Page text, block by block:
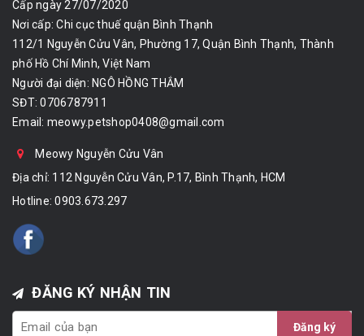
Cấp ngày 27/07/2020
Nơi cấp: Chi cục thuế quận Bình Thạnh
112/1 Nguyễn Cửu Vân, Phường 17, Quận Bình Thạnh, Thành
phố Hồ Chí Minh, Việt Nam
Người đại diện: NGÔ HỒNG THẮM
SĐT: 0706787911
Email: meowy.petshop0408@gmail.com
Meowy Nguyễn Cửu Vân
Địa chỉ: 112 Nguyễn Cửu Vân, P.17, Bình Thạnh, HCM
Hotline:0903.673.297
ĐĂNG KÝ NHẬN TIN
Đăng ký